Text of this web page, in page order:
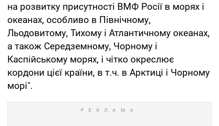
на розвитку присутності ВМФ Росії в морях і
океанах, особливо в Північному,
Льодовитому, Тихому і Атлантичному океанах,
а також Середземному, Чорному і
Каспійському морях, і чітко окреслює
кордони цієї країни, в т.ч. в Арктиці і Чорному
морі".